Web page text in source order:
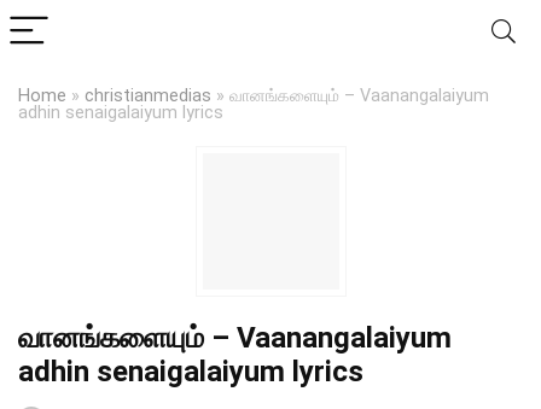
Home » christianmedias » வானங்களையும் – Vaanangalaiyum
adhin senaigalaiyum lyrics
வானங்களையும் – Vaanangalaiyum
adhin senaigalaiyum lyrics